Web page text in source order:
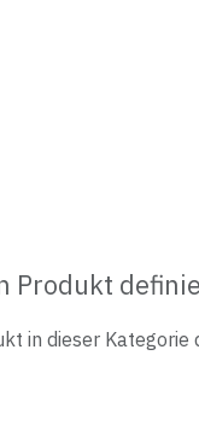
Produkt
in dieser Kategorie